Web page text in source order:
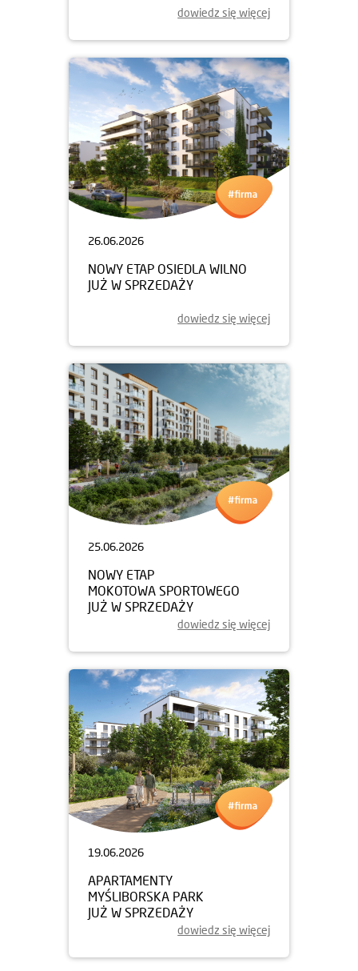
dowiedz się więcej
26.06.2026
NOWY ETAP OSIEDLA WILNO
JUŻ W SPRZEDAŻY
dowiedz się więcej
25.06.2026
NOWY ETAP
MOKOTOWA SPORTOWEGO
JUŻ W SPRZEDAŻY
dowiedz się więcej
19.06.2026
APARTAMENTY
MYŚLIBORSKA PARK
JUŻ W SPRZEDAŻY
dowiedz się więcej